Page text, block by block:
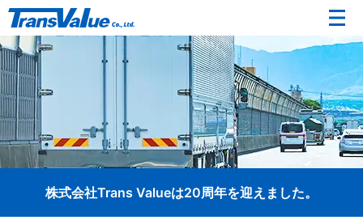
メ
株式会社Trans Valueは20周年を迎えました。